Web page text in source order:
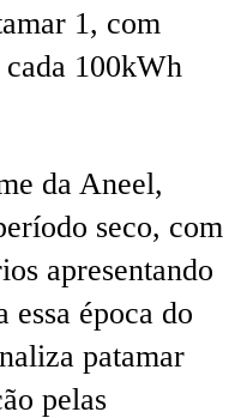
1, com
100kWh
da Aneel,
seco, com
apresentando
essa época do
patamar
pelas